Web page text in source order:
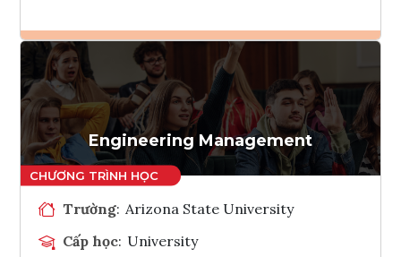
Ghi danh
Tham vấn Interlink
Engineering Management
Trường: Arizona State University
Cấp học: University